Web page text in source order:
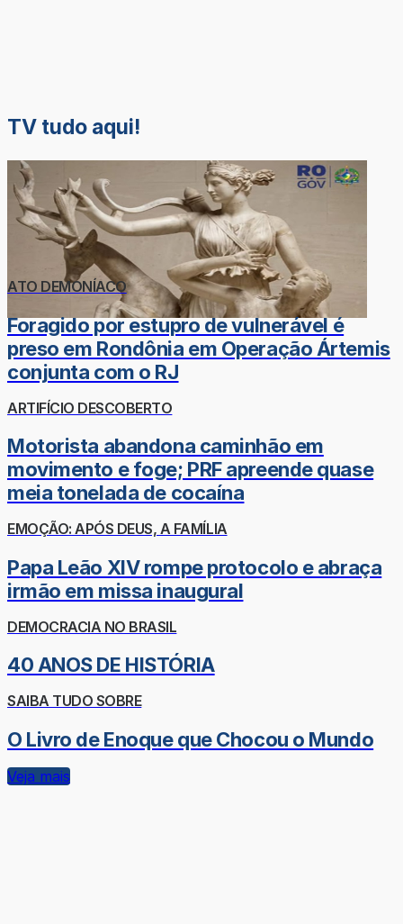
TV tudo aqui!
ATO DEMONÍACO
Foragido por estupro de vulnerável é
preso em Rondônia em Operação Ártemis
conjunta com o RJ
ARTIFÍCIO DESCOBERTO
Motorista abandona caminhão em
movimento e foge; PRF apreende quase
meia tonelada de cocaína
EMOÇÃO: APÓS DEUS, A FAMÍLIA
Papa Leão XIV rompe protocolo e abraça
irmão em missa inaugural
DEMOCRACIA NO BRASIL
40 ANOS DE HISTÓRIA
SAIBA TUDO SOBRE
O Livro de Enoque que Chocou o Mundo
Veja mais